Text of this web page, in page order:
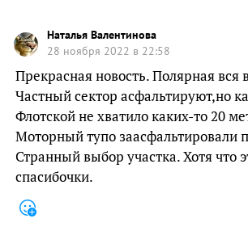
Наталья Валентинова
28 ноября 2022 в 22:58
Прекрасная новость. Полярная вся
Частный сектор асфальтируют,но
Флотской не хватило каких-то 20
Моторный тупо заасфальтировали
Странный выбор участка. Хотя что
спасибочки.